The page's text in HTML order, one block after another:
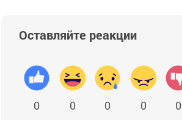
Оставляйте реакции
0 0 0 0 0